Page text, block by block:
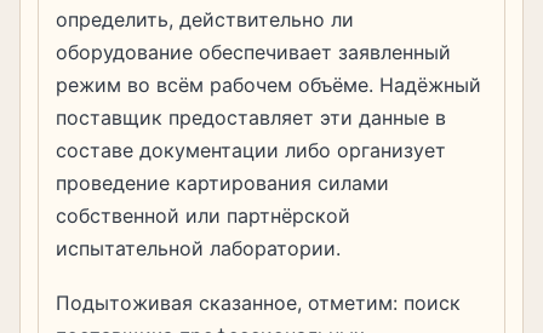
определить, действительно ли
оборудование обеспечивает заявленный
режим во всём рабочем объёме. Надёжный
поставщик предоставляет эти данные в
составе документации либо организует
проведение картирования силами
собственной или партнёрской
испытательной лаборатории.
Подытоживая сказанное, отметим: поиск